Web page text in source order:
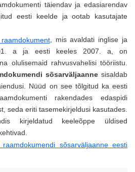
täiendav ja edasiarendav
eesti keelde ja ootab kasutajate
, mis avaldati inglise ja
a ja eesti keeles 2007. a, on
olulisemaid rahvusvahelisi tööriistu.
sõsarväljaanne sisaldab
Nüüd on see tõlgitud ka eesti
rakendades edaspidi
seda eriti tasemekirjeldusi kasutades.
kirjeldatud keeleõppe üldised
sõsarväljaanne eesti